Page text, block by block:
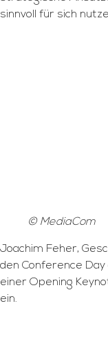
sinnvoll für sich
© MediaCom
Joachim Feher,
den Conference
einer Opening
ein.